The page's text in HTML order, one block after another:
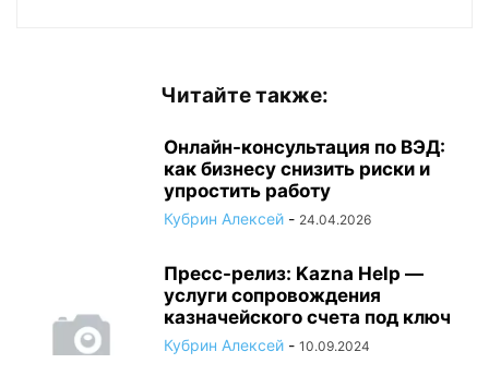
Читайте также:
Онлайн-консультация по ВЭД:
как бизнесу снизить риски и
упростить работу
Кубрин Алексей - 24.04.2026
Пресс-релиз: Kazna Help —
услуги сопровождения
казначейского счета под ключ
Кубрин Алексей - 10.09.2024